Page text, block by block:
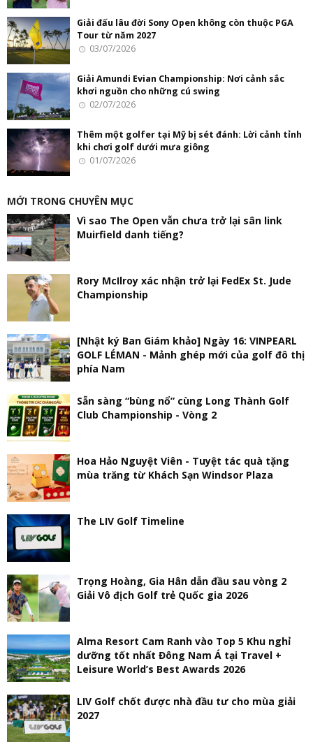
Giải đấu lâu đời Sony Open không còn thuộc PGA
Tour từ năm 2027
03/07/2026
Giải Amundi Evian Championship: Nơi cảnh sắc
khơi nguồn cho những cú swing
02/07/2026
Thêm một golfer tại Mỹ bị sét đánh: Lời cảnh tỉnh
khi chơi golf dưới mưa giông
01/07/2026
MỚI TRONG CHUYÊN MỤC
Vì sao The Open vẫn chưa trở lại sân link
Muirfield danh tiếng?
Rory McIlroy xác nhận trở lại FedEx St. Jude
Championship
[Nhật ký Ban Giám khảo] Ngày 16: VINPEARL
GOLF LÉMAN - Mảnh ghép mới của golf đô thị
phía Nam
Sẵn sàng “bùng nổ” cùng Long Thành Golf
Club Championship - Vòng 2
Hoa Hảo Nguyệt Viên - Tuyệt tác quà tặng
mùa trăng từ Khách Sạn Windsor Plaza
The LIV Golf Timeline
Trọng Hoàng, Gia Hân dẫn đầu sau vòng 2
Giải Vô địch Golf trẻ Quốc gia 2026
Alma Resort Cam Ranh vào Top 5 Khu nghỉ
dưỡng tốt nhất Đông Nam Á tại Travel +
Leisure World’s Best Awards 2026
LIV Golf chốt được nhà đầu tư cho mùa giải
2027